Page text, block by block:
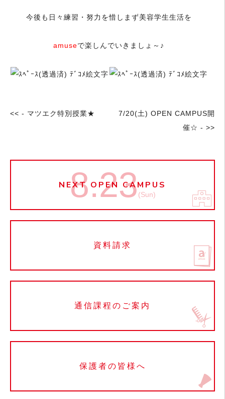
今後も日々練習・努力を惜しまず美容学生生活を
amuseで楽しんでいきましょ～♪
<< - マツエク特別授業★
7/20(土) OPEN CAMPUS開
催☆ - >>
NEXT OPEN CAMPUS
8.23(Sun)
資料請求
通信課程のご案内
保護者の皆様へ